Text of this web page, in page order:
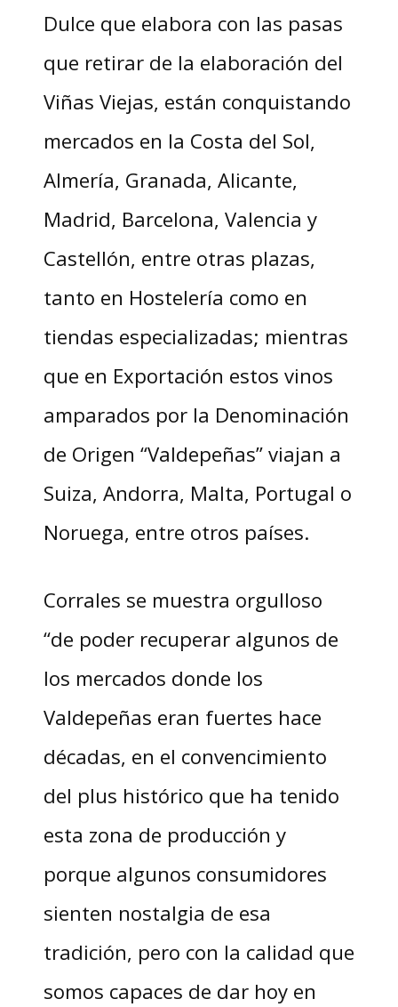
Dulce que elabora con las pasas
que retirar de la elaboración del
Viñas Viejas, están conquistando
mercados en la Costa del Sol,
Almería, Granada, Alicante,
Madrid, Barcelona, Valencia y
Castellón, entre otras plazas,
tanto en Hostelería como en
tiendas especializadas; mientras
que en Exportación estos vinos
amparados por la Denominación
de Origen “Valdepeñas” viajan a
Suiza, Andorra, Malta, Portugal o
Noruega, entre otros países.
Corrales se muestra orgulloso
“de poder recuperar algunos de
los mercados donde los
Valdepeñas eran fuertes hace
décadas, en el convencimiento
del plus histórico que ha tenido
esta zona de producción y
porque algunos consumidores
sienten nostalgia de esa
tradición, pero con la calidad que
somos capaces de dar hoy en